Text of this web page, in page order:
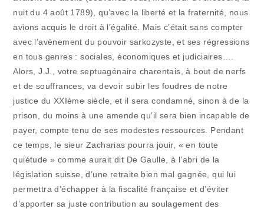
nuit du 4 août 1789), qu’avec la liberté et la fraternité, nous
avions acquis le droit à l’égalité. Mais c’était sans compter
avec l’avènement du pouvoir sarkozyste, et ses régressions
en tous genres : sociales, économiques et judiciaires….
Alors, J.J., votre septuagénaire charentais, à bout de nerfs
et de souffrances, va devoir subir les foudres de notre
justice du XXIème siècle, et il sera condamné, sinon à de la
prison, du moins à une amende qu’il sera bien incapable de
payer, compte tenu de ses modestes ressources. Pendant
ce temps, le sieur Zacharias pourra jouir, « en toute
quiétude » comme aurait dit De Gaulle, à l’abri de la
législation suisse, d’une retraite bien mal gagnée, qui lui
permettra d’échapper à la fiscalité française et d’éviter
d’apporter sa juste contribution au soulagement des